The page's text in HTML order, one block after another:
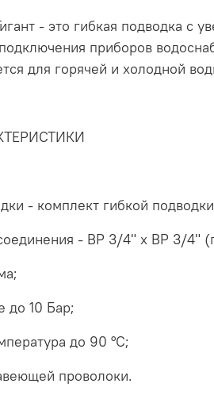
- это гибкая подводка
приборов
для горячей и холодной
- комплект гибкой
- ВР 3/4" х BР 3/4"
до 10 Бар;
до 90 °С;
проволоки.